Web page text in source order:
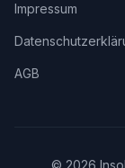
Impressum
AGB
© 2026